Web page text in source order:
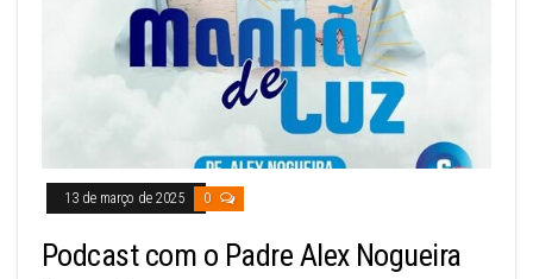
13 de março de 2025 0
Podcast com o Padre Alex Nogueira